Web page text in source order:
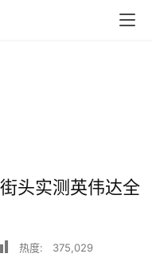
头实测英伟达全
热度: 375,029